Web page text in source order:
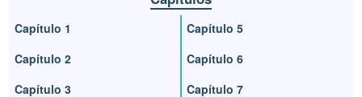
Capítulo 1
Capítulo 2
Capítulo 3
Capítulo 5
Capítulo 6
Capítulo 7